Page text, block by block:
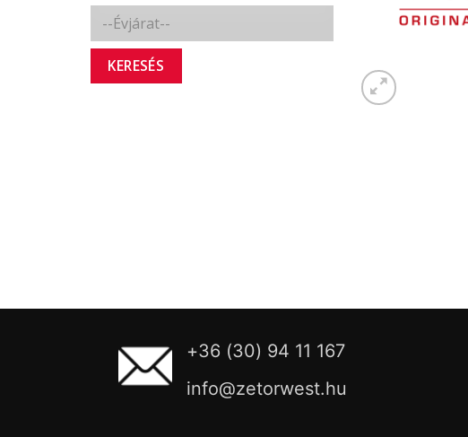
KERESÉS
+36 (30) 94 11 167
info@zetorwest.hu